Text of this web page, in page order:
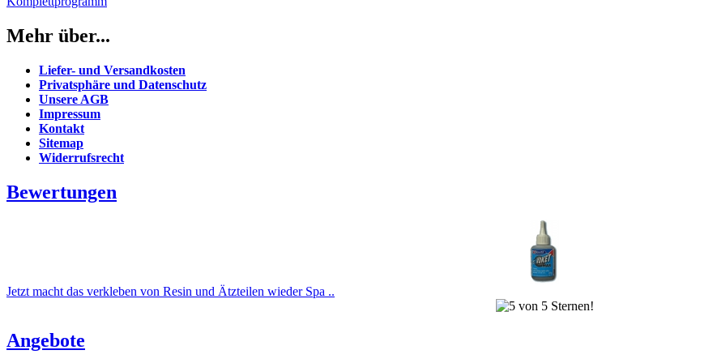
Mehr über...
Liefer- und Versandkosten
Privatsphäre und Datenschutz
Unsere AGB
Impressum
Kontakt
Sitemap
Widerrufsrecht
Bewertungen
Jetzt macht das verkleben von Resin und Ätzteilen wieder Spa ..
Angebote